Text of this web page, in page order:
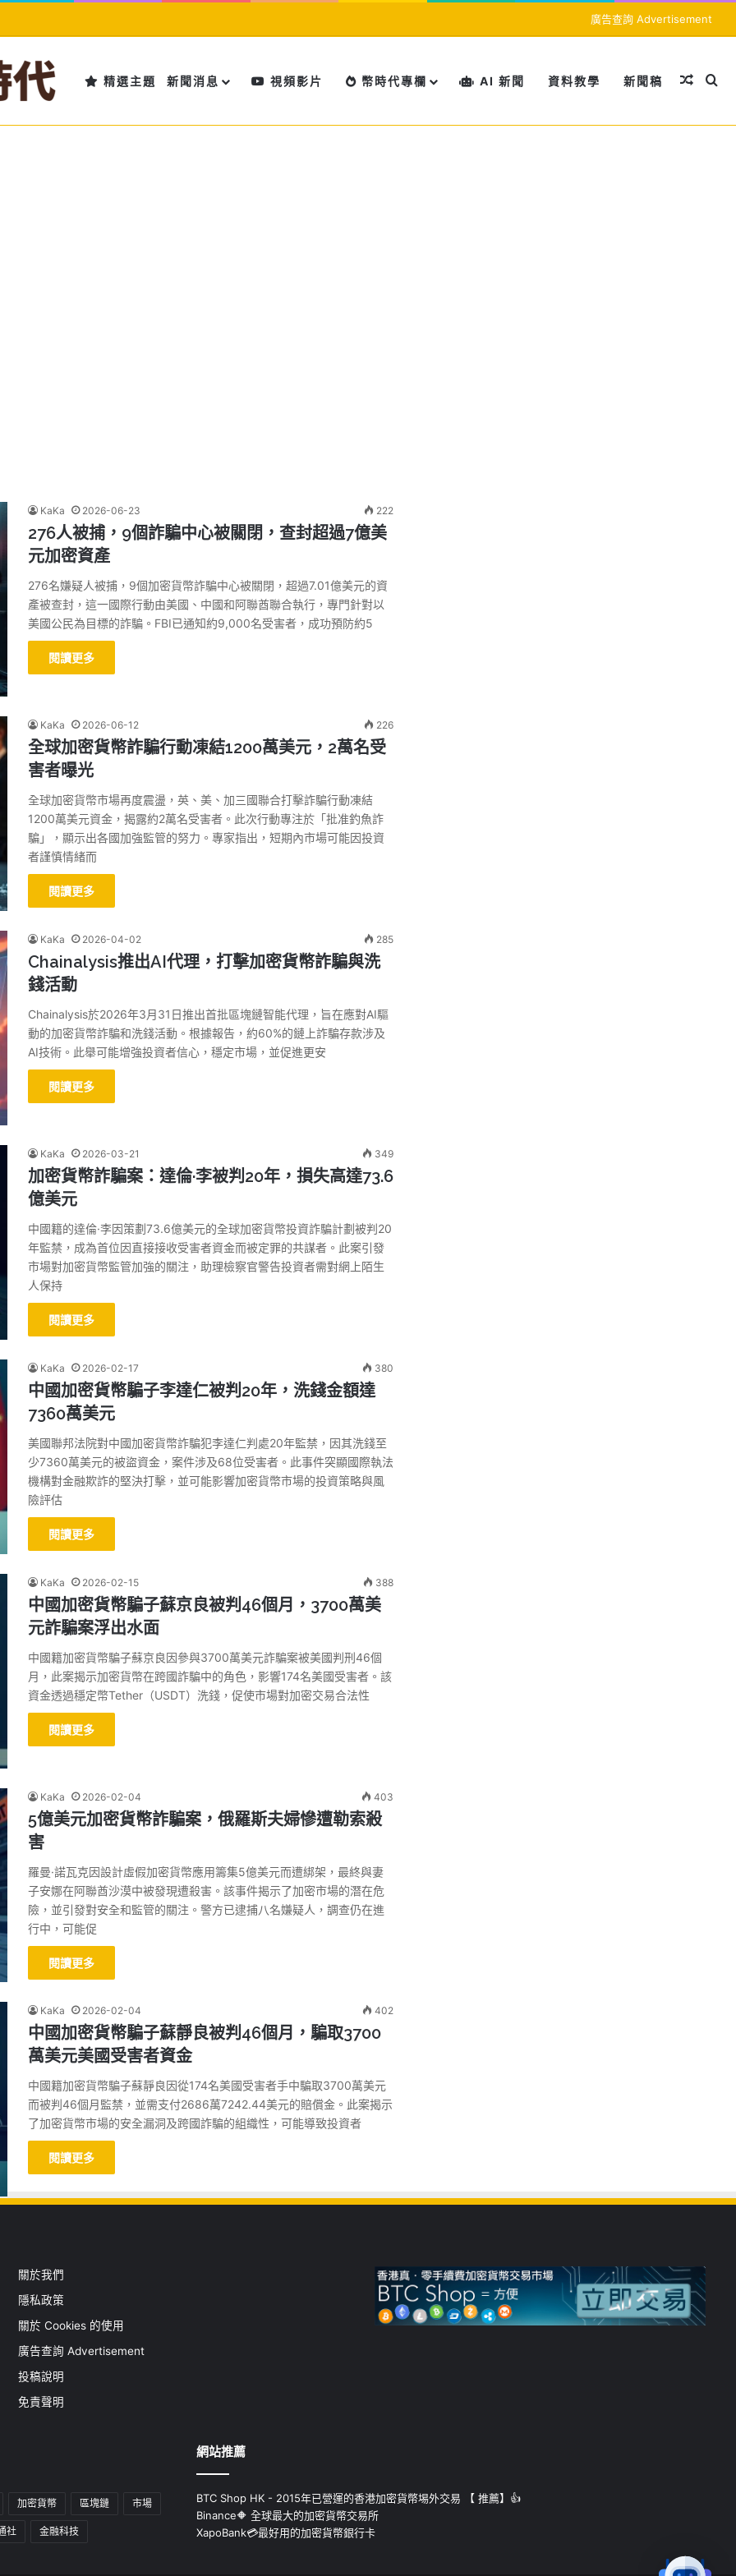
廣告查詢 Advertisement
精選主題 新聞消息 視頻影片 幣時代專欄 AI 新聞 資料教學 新聞稿 隨機文
搜
KaKa 2026-06-23 222
276人被捕，9個詐騙中心被關閉，查封超過7億美
元加密資產
276名嫌疑人被捕，9個加密貨幣詐騙中心被關閉，超過7.01億美元的資
產被查封，這一國際行動由美國、中國和阿聯酋聯合執行，專門針對以
美國公民為目標的詐騙。FBI已通知約9,000名受害者，成功預防約5
閱讀更多
KaKa 2026-06-12 226
全球加密貨幣詐騙行動凍結1200萬美元，2萬名受
害者曝光
全球加密貨幣市場再度震盪，英、美、加三國聯合打擊詐騙行動凍結
1200萬美元資金，揭露約2萬名受害者。此次行動專注於「批准釣魚詐
騙」，顯示出各國加強監管的努力。專家指出，短期內市場可能因投資
者謹慎情緒而
閱讀更多
KaKa 2026-04-02 285
Chainalysis推出AI代理，打擊加密貨幣詐騙與洗
錢活動
Chainalysis於2026年3月31日推出首批區塊鏈智能代理，旨在應對AI驅
動的加密貨幣詐騙和洗錢活動。根據報告，約60%的鏈上詐騙存款涉及
AI技術。此舉可能增強投資者信心，穩定市場，並促進更安
閱讀更多
KaKa 2026-03-21 349
加密貨幣詐騙案：達倫·李被判20年，損失高達73.6
億美元
中國籍的達倫·李因策劃73.6億美元的全球加密貨幣投資詐騙計劃被判20
年監禁，成為首位因直接接收受害者資金而被定罪的共謀者。此案引發
市場對加密貨幣監管加強的關注，助理檢察官警告投資者需對網上陌生
人保持
閱讀更多
KaKa 2026-02-17 380
中國加密貨幣騙子李達仁被判20年，洗錢金額達
7360萬美元
美國聯邦法院對中國加密貨幣詐騙犯李達仁判處20年監禁，因其洗錢至
少7360萬美元的被盜資金，案件涉及68位受害者。此事件突顯國際執法
機構對金融欺詐的堅決打擊，並可能影響加密貨幣市場的投資策略與風
險評估
閱讀更多
KaKa 2026-02-15 388
中國加密貨幣騙子蘇京良被判46個月，3700萬美
元詐騙案浮出水面
中國籍加密貨幣騙子蘇京良因參與3700萬美元詐騙案被美國判刑46個
月，此案揭示加密貨幣在跨國詐騙中的角色，影響174名美國受害者。該
資金透過穩定幣Tether（USDT）洗錢，促使市場對加密交易合法性
閱讀更多
KaKa 2026-02-04 403
5億美元加密貨幣詐騙案，俄羅斯夫婦慘遭勒索殺
害
羅曼·諾瓦克因設計虛假加密貨幣應用籌集5億美元而遭綁架，最終與妻
子安娜在阿聯酋沙漠中被發現遭殺害。該事件揭示了加密市場的潛在危
險，並引發對安全和監管的關注。警方已逮捕八名嫌疑人，調查仍在進
行中，可能促
閱讀更多
KaKa 2026-02-04 402
中國加密貨幣騙子蘇靜良被判46個月，騙取3700
萬美元美國受害者資金
中國籍加密貨幣騙子蘇靜良因從174名美國受害者手中騙取3700萬美元
而被判46個月監禁，並需支付2686萬7242.44美元的賠償金。此案揭示
了加密貨幣市場的安全漏洞及跨國詐騙的組織性，可能導致投資者
閱讀更多
關於我們
隱私政策
關於 Cookies 的使用
廣告查詢 Advertisement
投稿說明
免責聲明
加密貨幣 區塊鏈 市場
社 金融科技
網站推薦
BTC Shop HK - 2015年已營運的香港加密貨幣埸外交易 【 推薦】👍
Binance🔶 全球最大的加密貨幣交易所
XapoBank💳最好用的加密貨幣銀行卡